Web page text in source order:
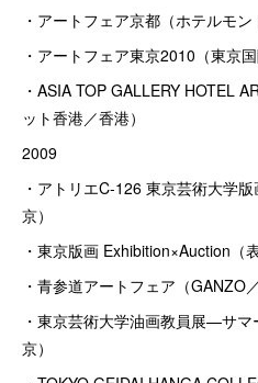
・アートフェア京都（ホテルモン
・アートフェア東京2010（東京
・ASIA TOP GALLERY HOTEL
ット香港／香港）
2009
・アトリエC-126 東京芸術大学
京）
・東京版画 Exhibition×Auction（
・青参道アートフェア（GANZO
・東京芸術大学油画教員展—サ
京）